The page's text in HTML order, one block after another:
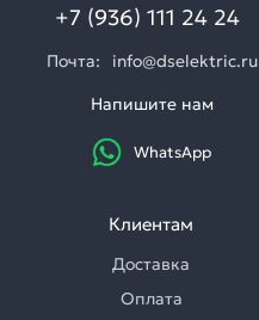
+7 (936) 111 24 24
Почта:
info@dselektric.ru
Напишите нам
WhatsApp
Клиентам
Доставка
Оплата